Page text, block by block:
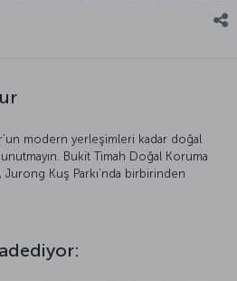
modern yerleşimleri kadar doğal
Bukit Timah Doğal Koruma
Jurong Kuş Parkı’nda birbirinden
keyfini çıkarabilirsiniz. Doğal
göreceklerinizle, orkidelerin bu
inanamayabilirsiniz. Singapur’da